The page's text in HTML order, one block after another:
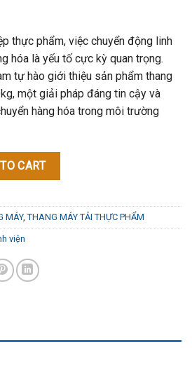
thực phẩm, việc chuyển động linh
hóa là yếu tố cực kỳ quan trọng.
tự hào giới thiệu sản phẩm thang
một giải pháp đáng tin cậy và
hàng hóa trong môi trường
150Kg quantity
CART
MÁY, THANG MÁY TẢI THỰC PHẨM
viện